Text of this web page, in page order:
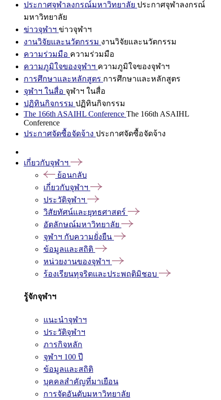
ประกาศจุฬาลงกรณ์มหาวิทยาลัย ประกาศจุฬาลงกรณ์
มหาวิทยาลัย
ข่าวจุฬาฯ ข่าวจุฬาฯ
งานวิจัยและนวัตกรรม งานวิจัยและนวัตกรรม
ความร่วมมือ ความร่วมมือ
ความภูมิใจของจุฬาฯ ความภูมิใจของจุฬาฯ
การศึกษาและหลักสูตร การศึกษาและหลักสูตร
จุฬาฯ ในสื่อ จุฬาฯ ในสื่อ
ปฏิทินกิจกรรม ปฏิทินกิจกรรม
The 166th ASAIHL Conference The 166th ASAIHL
Conference
ประกาศจัดซื้อจัดจ้าง ประกาศจัดซื้อจัดจ้าง
เกี่ยวกับจุฬาฯ
ย้อนกลับ
เกี่ยวกับจุฬาฯ
ประวัติจุฬาฯ
วิสัยทัศน์และยุทธศาสตร์
อัตลักษณ์มหาวิทยาลัย
จุฬาฯ กับความยั่งยืน
ข้อมูลและสถิติ
หน่วยงานของจุฬาฯ
ร้องเรียนทุจริตและประพฤติมิชอบ
รู้จักจุฬาฯ
แนะนำจุฬาฯ
ประวัติจุฬาฯ
ภารกิจหลัก
จุฬาฯ 100 ปี
ข้อมูลและสถิติ
บุคคลสำคัญที่มาเยือน
การจัดอันดับมหาวิทยาลัย